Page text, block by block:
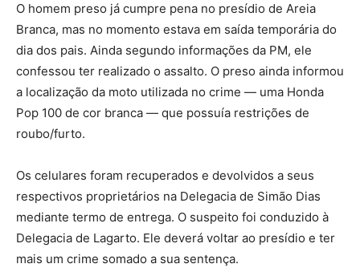
O homem preso já cumpre pena no presídio de Areia
Branca, mas no momento estava em saída temporária do
dia dos pais. Ainda segundo informações da PM, ele
confessou ter realizado o assalto. O preso ainda informou
a localização da moto utilizada no crime — uma Honda
Pop 100 de cor branca — que possuía restrições de
roubo/furto.
Os celulares foram recuperados e devolvidos a seus
respectivos proprietários na Delegacia de Simão Dias
mediante termo de entrega. O suspeito foi conduzido à
Delegacia de Lagarto. Ele deverá voltar ao presídio e ter
mais um crime somado a sua sentença.